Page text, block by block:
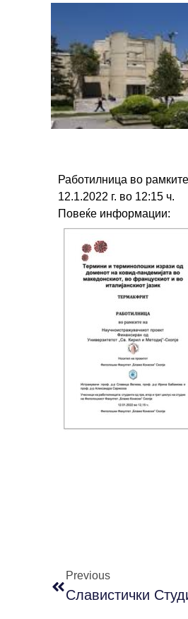
Работилница во
12.1.2022 г. во 12:15 ч.
Повеќе информации:
Previous
Славистички